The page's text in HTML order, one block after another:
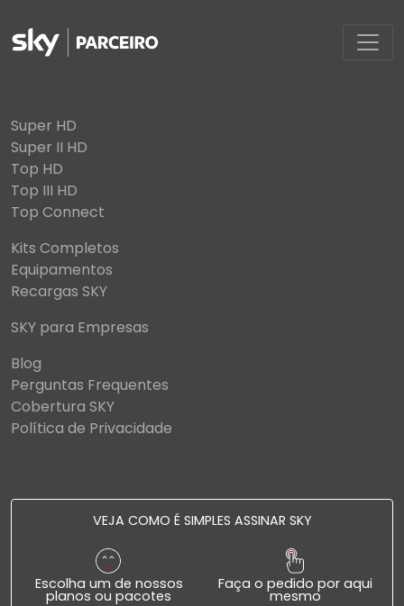
Super HD
Super II HD
Top HD
Top III HD
Top Connect
Kits Completos
Equipamentos
Recargas SKY
SKY para Empresas
Blog
Perguntas Frequentes
Cobertura SKY
Política de Privacidade
VEJA COMO É SIMPLES ASSINAR SKY
Escolha um de nossos
planos ou pacotes
Faça o pedido por aqui
mesmo